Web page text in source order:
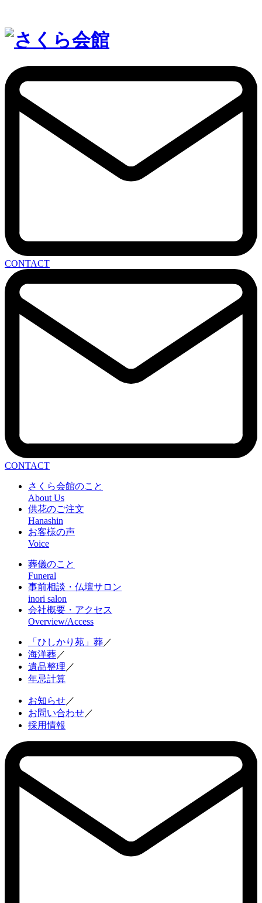
CONTACT
CONTACT
さくら会館のこと
About Us
供花のご注文
Hanashin
お客様の声
Voice
葬儀のこと
Funeral
事前相談・仏壇サロン
inori salon
会社概要・アクセス
Overview/Access
「ひしかり苑」葬／
海洋葬／
遺品整理 ／
年忌計算
お知らせ／
お問い合わせ／
採用情報